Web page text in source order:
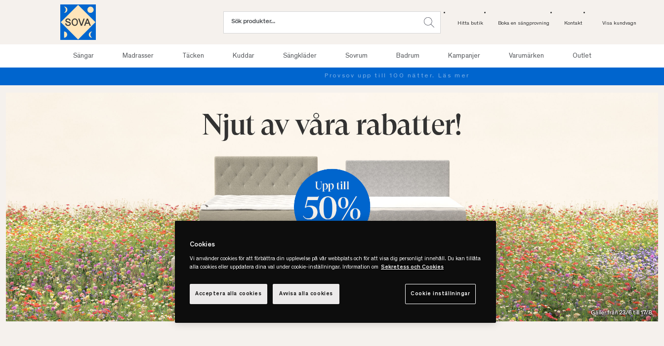
Hitta butik Boka en sängprovning Kontakt Visa kundvagn
Sängar Madrasser Täcken Kuddar Sängkläder Sovrum Badrum Kampanjer Varumärken Outlet
Provsov upp till 100 nätter. Läs mer
Cookies
Vi använder cookies för att förbättra din upplevelse på vår webbplats och för att visa dig personligt innehåll. Du kan tillåta
alla cookies eller uppdatera dina val under cookie-inställningar. Information om Sekretess och Cookies
Cookie inställningar
Avvisa alla cookies
Acceptera alla cookies